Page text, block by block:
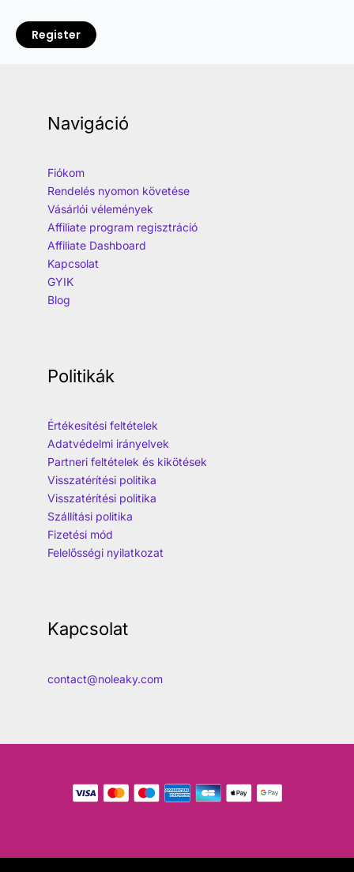
Register
Navigáció
Fiókom
Rendelés nyomon követése
Vásárlói vélemények
Affiliate program regisztráció
Affiliate Dashboard
Kapcsolat
GYIK
Blog
Politikák
Értékesítési feltételek
Adatvédelmi irányelvek
Partneri feltételek és kikötések
Visszatérítési politika
Visszatérítési politika
Szállítási politika
Fizetési mód
Felelősségi nyilatkozat
Kapcsolat
contact@noleaky.com